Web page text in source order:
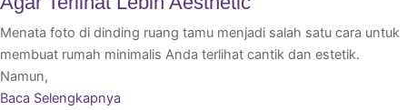
Menata foto di dinding ruang tamu menjadi salah satu cara untuk
membuat rumah minimalis Anda terlihat cantik dan estetik.
Namun,
Baca Selengkapnya